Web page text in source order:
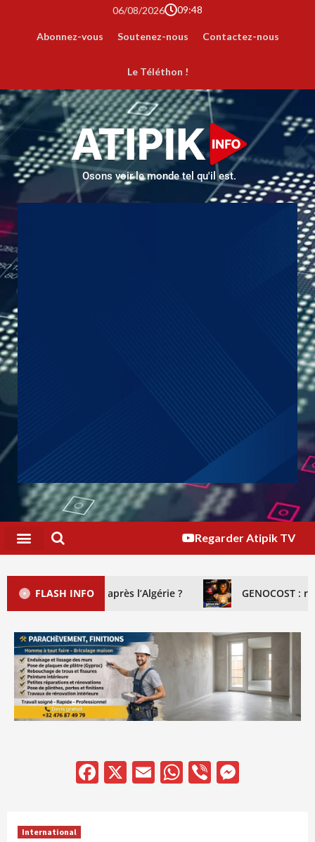
06/08/2026 09:48
Abonnez-vous Soutenez-nous Contactez-nous
Le Téléthon !
Osons voir le monde tel qu'il est.
Regarder Atipik TV
FLASH INFO
et après l’Algérie ? GENOCOST : reconnaître le
Facebook
X EmailWhatsApp
Viber
International